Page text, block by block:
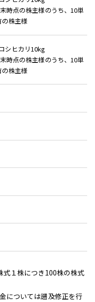
時点の株主様のうち、10単
株主様
シヒカリ10kg
時点の株主様のうち、10単
株主様
１株につき100株の株式
については遡及修正を行